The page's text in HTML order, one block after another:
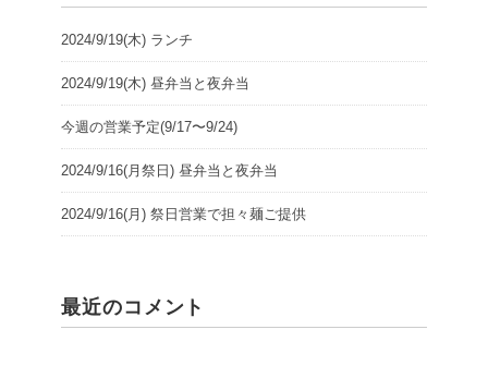
2024/9/19(木) ランチ
2024/9/19(木) 昼弁当と夜弁当
今週の営業予定(9/17〜9/24)
2024/9/16(月祭日) 昼弁当と夜弁当
2024/9/16(月) 祭日営業で担々麺ご提供
最近のコメント